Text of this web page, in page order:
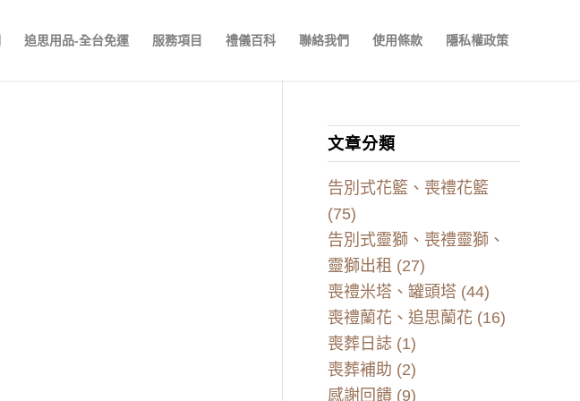
追思用品-全台免運 服務項目 禮儀百科 聯絡我們 使用條款 隱私權政策
文章分類
告別式花籃、喪禮花籃
(75)
告別式靈獅、喪禮靈獅、
靈獅出租 (27)
喪禮米塔、罐頭塔 (44)
喪禮蘭花、追思蘭花(16)
喪葬日誌 (1)
喪葬補助 (2)
感謝回饋(9)